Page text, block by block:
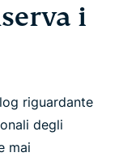
i
riguardante
degli
mai